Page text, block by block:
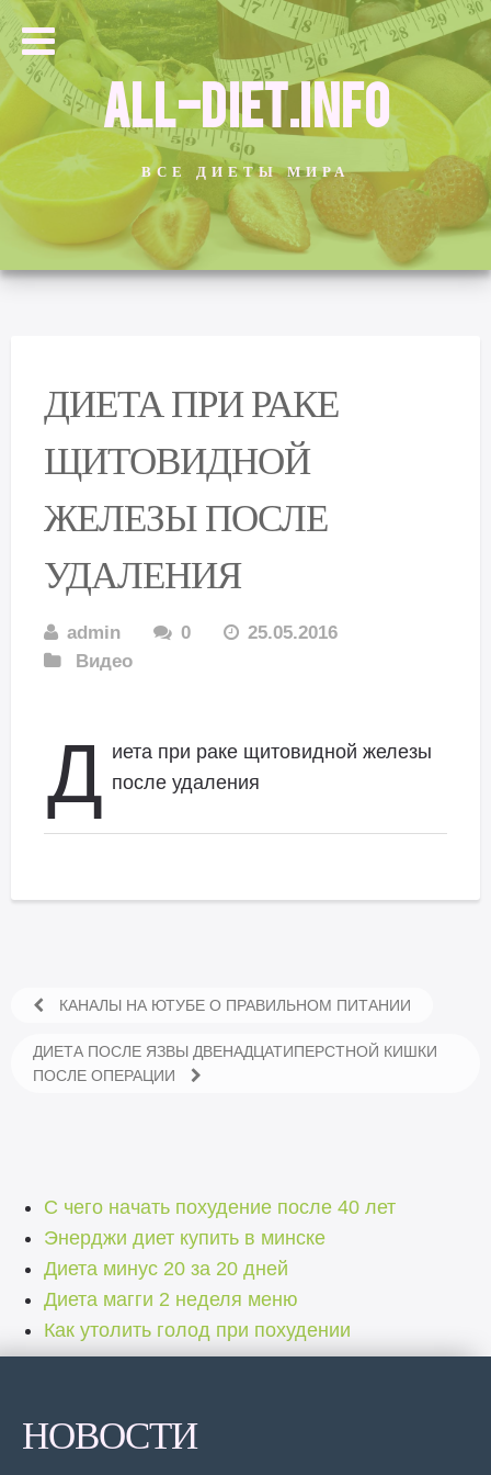
ALL-DIET.INFO
ВСЕ ДИЕТЫ МИРА
ДИЕТА ПРИ РАКЕ
ЩИТОВИДНОЙ
ЖЕЛЕЗЫ ПОСЛЕ
УДАЛЕНИЯ
admin 0
25.05.2016
Видео
Д иета при раке щитовидной железы
после удаления
КАНАЛЫ НА ЮТУБЕ О ПРАВИЛЬНОМ ПИТАНИИ
ДИЕТА ПОСЛЕ ЯЗВЫ ДВЕНАДЦАТИПЕРСТНОЙ КИШКИ
ПОСЛЕ ОПЕРАЦИИ
С чего начать похудение после 40 лет
Энерджи диет купить в минске
Диета минус 20 за 20 дней
Диета магги 2 неделя меню
Как утолить голод при похудении
НОВОСТИ